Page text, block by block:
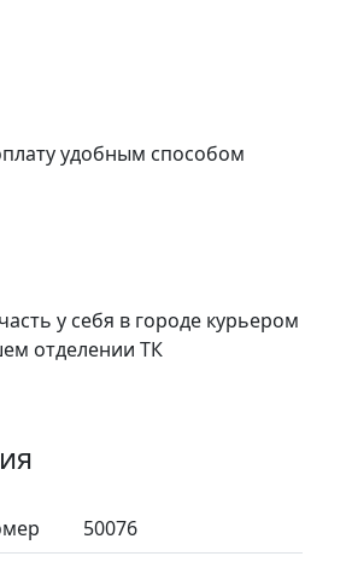
удобным способом
у себя в городе курьером
отделении ТК
50076